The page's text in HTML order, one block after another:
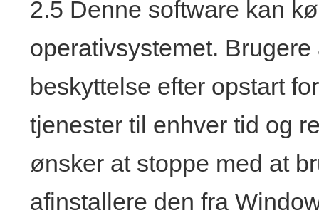
2.5 Denne software kan
operativsystemet.
beskyttelse efter opstart
tjenester til enhver tid og
ønsker at stoppe med at
afinstallere den fra